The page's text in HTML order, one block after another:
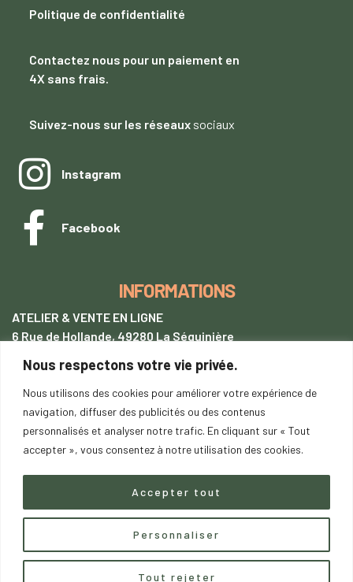
Nous respectons votre vie privée.
Nous utilisons des cookies pour améliorer votre expérience de
navigation, diffuser des publicités ou des contenus
personnalisés et analyser notre trafic. En cliquant sur « Tout
accepter », vous consentez à notre utilisation des cookies.
Personnaliser
Tout rejeter
Accepter tout
Politique de confidentialité
Contactez nous pour un paiement en
4X sans frais.
Suivez-nous sur les réseaux sociaux
Instagram
Facebook
INFORMATIONS
ATELIER & VENTE EN LIGNE
6 Rue de Hollande, 49280 La Séguinière
+33 (0)7 62 28 54 94
tentetoit@gmail.com
Lundiau samedi : 9h00-18h00
SUR RENDEZ-VOUS
Copyright © 2023saDesign.fr– Tous droits réservés –
Contactez nous